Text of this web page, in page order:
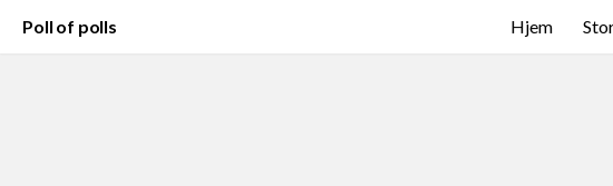
Poll of polls Hjem